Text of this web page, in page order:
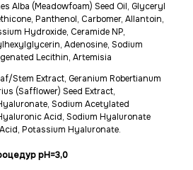
Alba (Meadowfoam) Seed Oil, Glyceryl
Panthenol, Carbomer, Allantoin,
Hydroxide, Ceramide NP,
Adenosine, Sodium
Lecithin, Artemisia
Stem Extract, Geranium Robertianum
(Safflower) Seed Extract,
Sodium Acetylated
Acid, Sodium Hyaluronate
Potassium Hyaluronate.
pH=3,0